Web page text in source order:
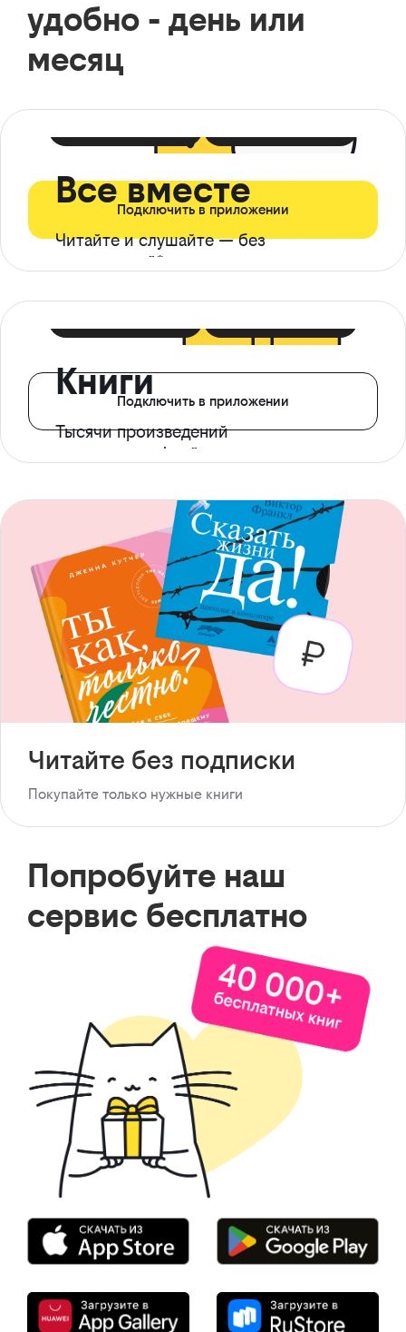
удобно - день или
месяц
Все вместе
Читайте и слушайте — без
ограничений*
Подключить в приложении
Книги
Тысячи произведений
с доступом офлайн
Подключить в приложении
Читайте без подписки
Покупайте только нужные книги
Попробуйте наш
сервис бесплатно